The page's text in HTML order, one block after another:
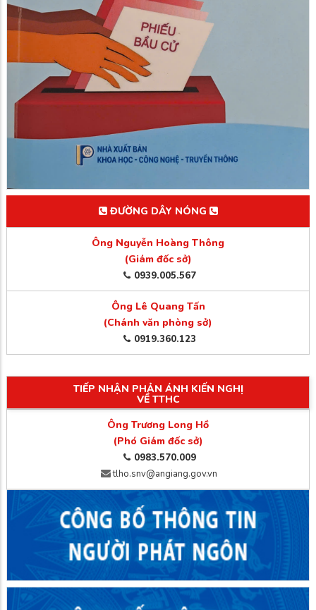
ĐƯỜNG DÂY NÓNG
Ông Nguyễn Hoàng Thông
(Giám đốc sở)
0939.005.567
Ông Lê Quang Tấn
(Chánh văn phòng sở)
0919.360.123
TIẾP NHẬN PHẢN ÁNH KIẾN NGHỊ
VỀ TTHC
Ông Trương Long Hồ
(Phó Giám đốc sở)
0983.570.009
tlho.snv@angiang.gov.vn